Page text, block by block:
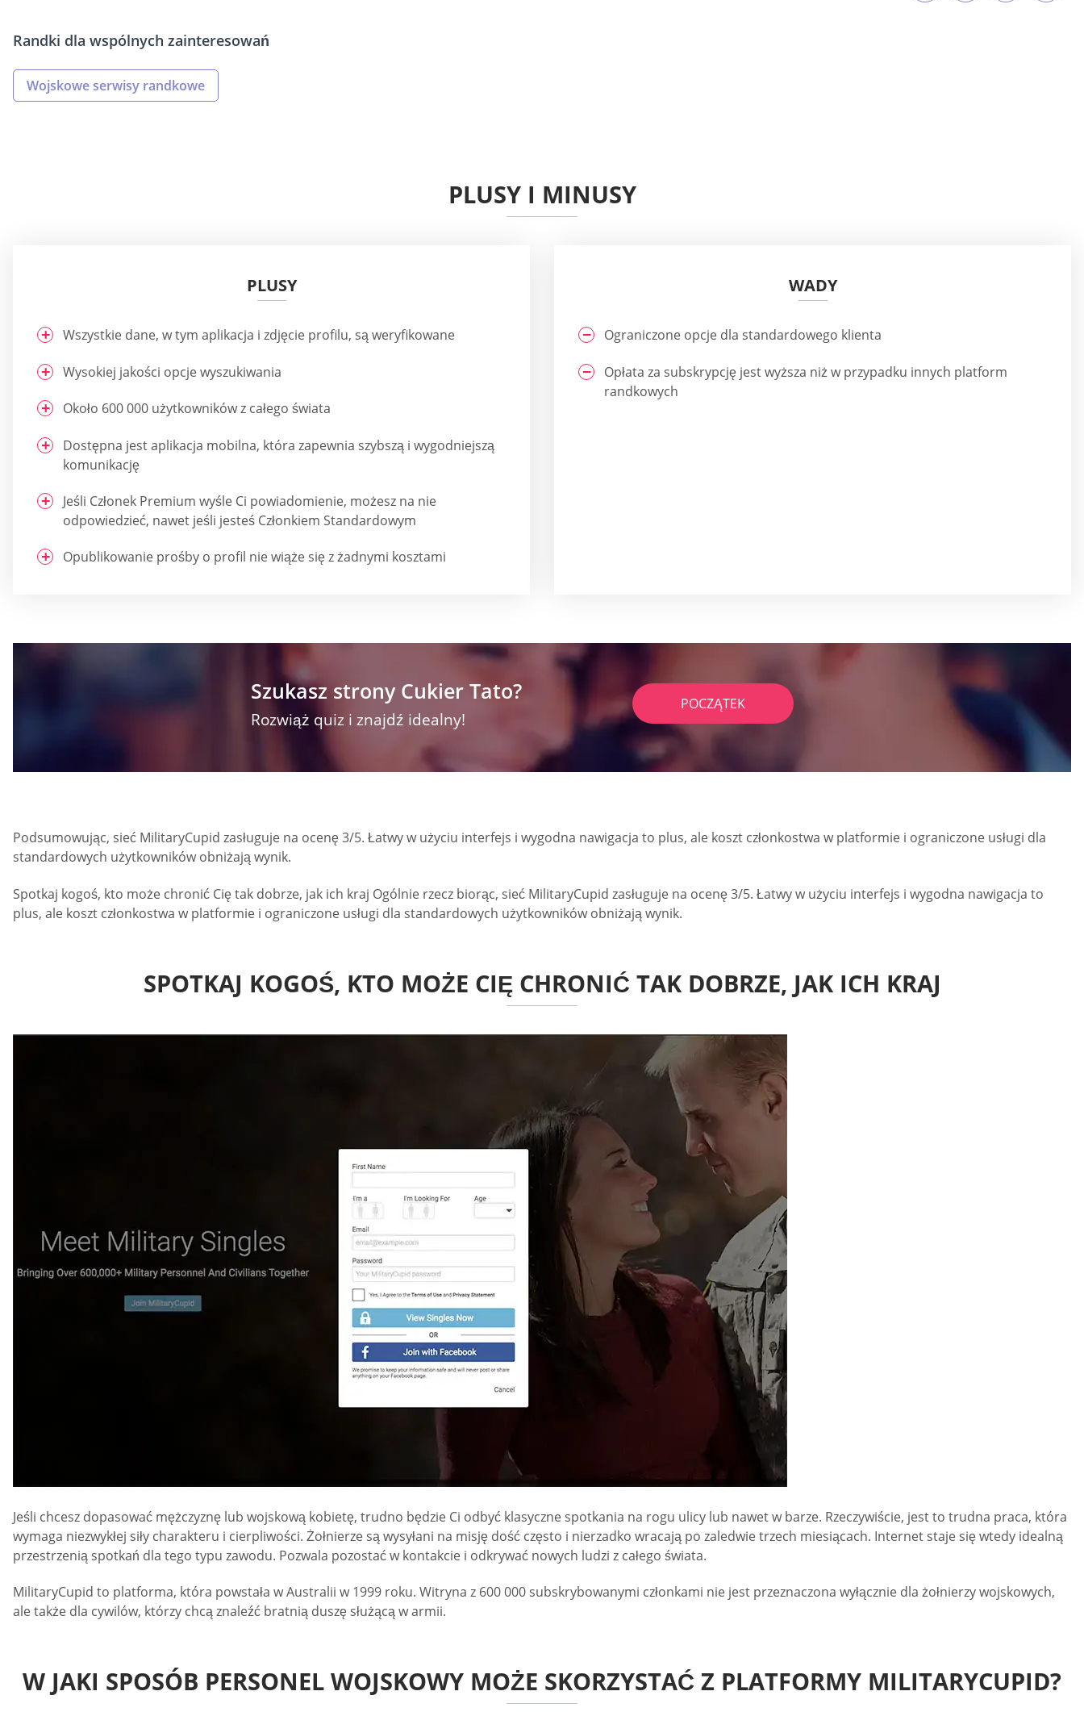
Randki dla wspólnych zainteresowań
Wojskowe serwisy randkowe
PLUSY I MINUSY
PLUSY
Wszystkie dane, w tym aplikacja i zdjęcie profilu, są weryfikowane
Wysokiej jakości opcje wyszukiwania
Około 600 000 użytkowników z całego świata
Dostępna jest aplikacja mobilna, która zapewnia szybszą i wygodniejszą
komunikację
Jeśli Członek Premium wyśle Ci powiadomienie, możesz na nie
odpowiedzieć, nawet jeśli jesteś Członkiem Standardowym
Opublikowanie prośby o profil nie wiąże się z żadnymi kosztami
WADY
Ograniczone opcje dla standardowego klienta
Opłata za subskrypcję jest wyższa niż w przypadku innych platform
randkowych
Szukasz strony Cukier Tato?
Rozwiąż quiz i znajdź idealny!
POCZĄTEK
Podsumowując, sieć MilitaryCupid zasługuje na ocenę 3/5. Łatwy w użyciu interfejs i wygodna nawigacja to plus, ale koszt członkostwa w platformie i ograniczone usługi dla
standardowych użytkowników obniżają wynik.
Spotkaj kogoś, kto może chronić Cię tak dobrze, jak ich kraj Ogólnie rzecz biorąc, sieć MilitaryCupid zasługuje na ocenę 3/5. Łatwy w użyciu interfejs i wygodna nawigacja to
plus, ale koszt członkostwa w platformie i ograniczone usługi dla standardowych użytkowników obniżają wynik.
SPOTKAJ KOGOŚ, KTO MOŻE CIĘ CHRONIĆ TAK DOBRZE, JAK ICH KRAJ
Jeśli chcesz dopasować mężczyznę lub wojskową kobietę, trudno będzie Ci odbyć klasyczne spotkania na rogu ulicy lub nawet w barze. Rzeczywiście, jest to trudna praca, która
wymaga niezwykłej siły charakteru i cierpliwości. Żołnierze są wysyłani na misję dość często i nierzadko wracają po zaledwie trzech miesiącach. Internet staje się wtedy idealną
przestrzenią spotkań dla tego typu zawodu. Pozwala pozostać w kontakcie i odkrywać nowych ludzi z całego świata.
MilitaryCupid to platforma, która powstała w Australii w 1999 roku. Witryna z 600 000 subskrybowanymi członkami nie jest przeznaczona wyłącznie dla żołnierzy wojskowych,
ale także dla cywilów, którzy chcą znaleźć bratnią duszę służącą w armii.
W JAKI SPOSÓB PERSONEL WOJSKOWY MOŻE SKORZYSTAĆ Z PLATFORMY MILITARYCUPID?